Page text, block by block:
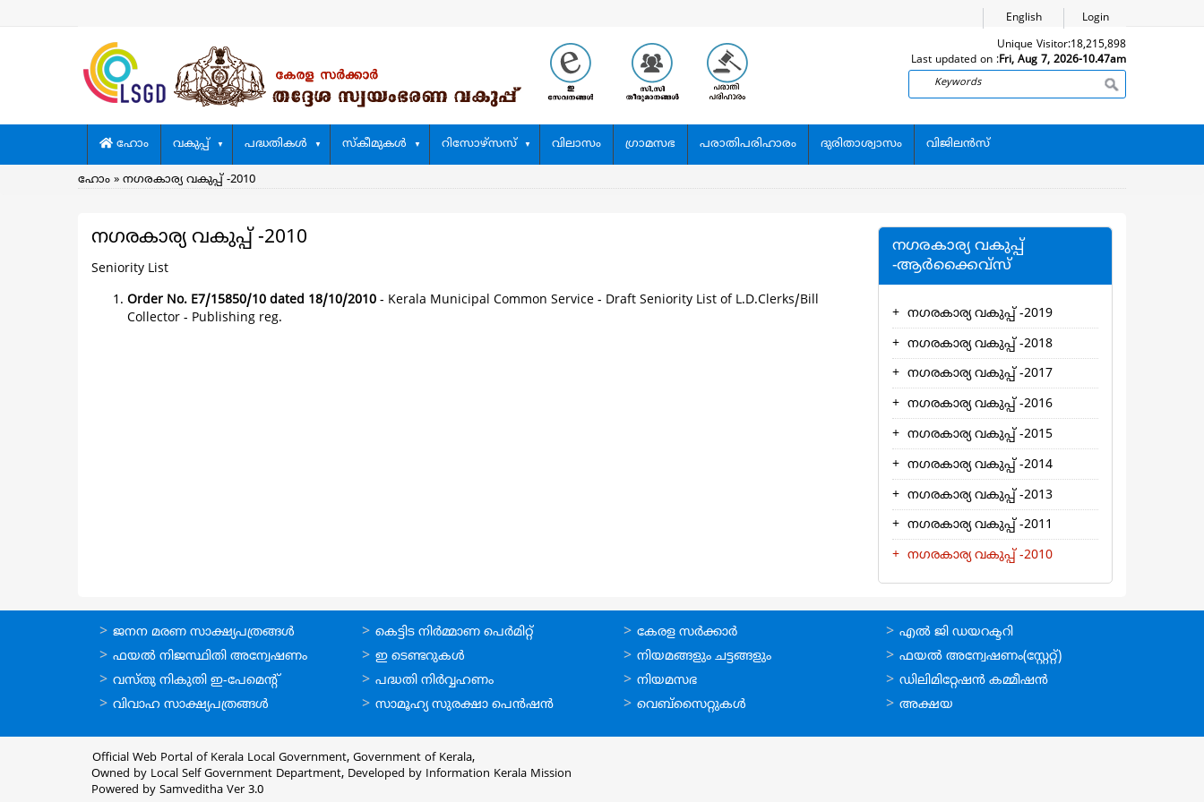
Login
English
Unique Visitor:18,215,898
Last updated on :Fri, Aug 7, 2026-10.47am
Search
Main
navigation
ഹോം വകുപ്പ് പദ്ധതികള്‍ സ്കീമുകള്‍ റിസോഴ്സസ് വിലാസം ഗ്രാമസഭ പരാതിപരിഹാരം ദുരിതാശ്വാസം വിജിലന്‍സ്
Breadcrumb
ഹോം നഗരകാര്യ വകുപ്പ് -2010
നഗരകാര്യ വകുപ്പ് -2010
Seniority List
Order No. E7/15850/10 dated 18/10/2010 - Kerala Municipal Common Service - Draft Seniority List of L.D.Clerks/Bill
Collector - Publishing reg.
നഗരകാര്യ വകുപ്പ്
-ആര്‍ക്കൈവ്സ്
നഗരകാര്യ വകുപ്പ് -2019
നഗരകാര്യ വകുപ്പ് -2018
നഗരകാര്യ വകുപ്പ് -2017
നഗരകാര്യ വകുപ്പ് -2016
നഗരകാര്യ വകുപ്പ് -2015
നഗരകാര്യ വകുപ്പ് -2014
നഗരകാര്യ വകുപ്പ് -2013
നഗരകാര്യ വകുപ്പ് -2011
നഗരകാര്യ വകുപ്പ് -2010
ഓണ്‍ലൈന്‍
സേവനങ്ങള്‍
ജനന മരണ സാക്ഷ്യപത്രങ്ങള്‍
ഫയല്‍ നിജസ്ഥിതി അന്വേഷണം
വസ്തു നികുതി ഇ-പേമെന്റ്
വിവാഹ സാക്ഷ്യപത്രങ്ങള്‍
ഓണ്‍ലൈന്‍
സേവനങ്ങള്‍
കെട്ടിട നിര്‍മ്മാണ പെര്‍മിറ്റ്‌
ഇ ടെണ്ടറുകള്‍
പദ്ധതി നിര്‍വ്വഹണം
സാമൂഹ്യ സുരക്ഷാ പെന്‍ഷന്‍
ഉപയോഗപ്രദമായ
കണ്ണികള്‍
കേരള സര്‍ക്കാര്‍
നിയമങ്ങളും ചട്ടങ്ങളും
നിയമസഭ
വെബ്സൈറ്റുകള്‍
ഉപയോഗപ്രദമായ
കണ്ണികള്‍
എല്‍ ജി ഡയറക്ടറി
ഫയല്‍ അന്വേഷണം(സ്റ്റേറ്റ്)
ഡിലിമിറ്റേഷന്‍ കമ്മീഷന്‍
അക്ഷയ
Official Web Portal of Kerala Local Government, Government of Kerala,
Owned by Local Self Government Department, Developed by Information Kerala Mission
Powered by Samveditha Ver 3.0